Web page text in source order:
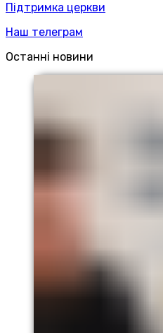
Підтримка церкви
Наш телеграм
Останні новини